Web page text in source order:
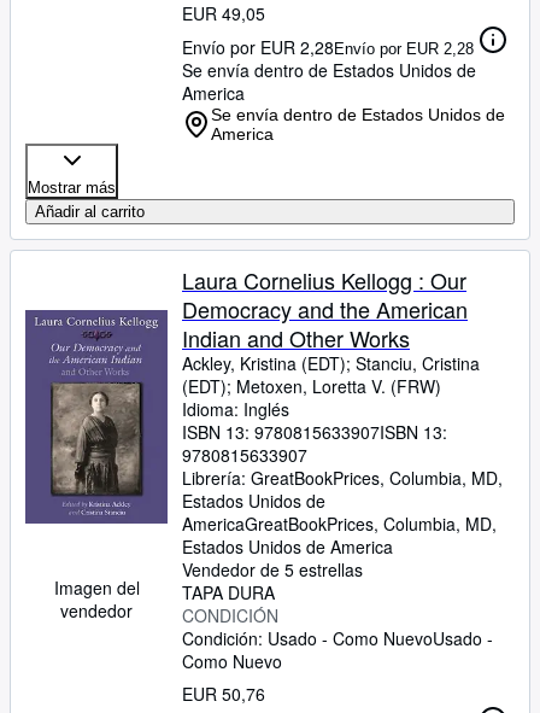
EUR 49,05
Envío por EUR 2,28Envío por EUR 2,28
Se envía dentro de Estados Unidos de
America
Se envía dentro de Estados Unidos de
America
Mostrar más
Añadir al carrito
Imagen del
vendedor
Laura Cornelius Kellogg : Our
Democracy and the American
Indian and Other Works
Ackley, Kristina (EDT); Stanciu, Cristina
(EDT); Metoxen, Loretta V. (FRW)
Idioma: Inglés
ISBN 13: 9780815633907ISBN 13:
9780815633907
Librería: GreatBookPrices, Columbia, MD,
Estados Unidos de
AmericaGreatBookPrices, Columbia, MD,
Estados Unidos de America
Vendedor de 5 estrellas
TAPA DURA
CONDICIÓN
Condición: Usado - Como NuevoUsado -
Como Nuevo
EUR 50,76